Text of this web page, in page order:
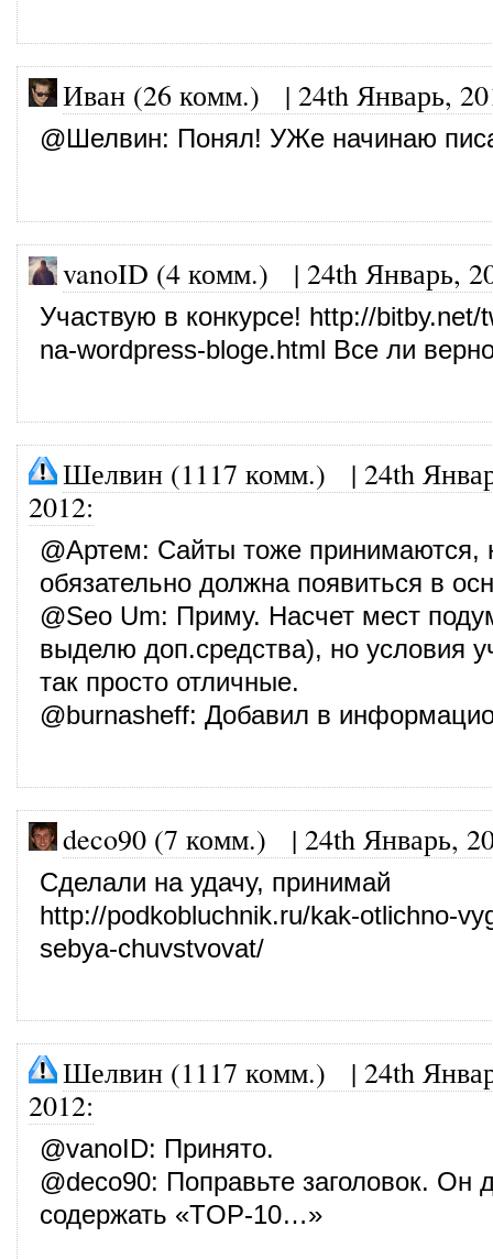
Иван (26 комм.) | 24th Январь,
@Шелвин: Понял! УЖе начинаю
vanoID (4 комм.) | 24th Январь,
Участвую в конкурсе! http://bitby.net/
na-wordpress-bloge.html Все ли
Шелвин (1117 комм.) | 24th
2012:
@Артем: Сайты тоже принимаются,
обязательно должна появиться в
@Seo Um: Приму. Насчет мест
выделю доп.средства), но условия
так просто отличные.
@burnasheff: Добавил в
deco90 (7 комм.) | 24th Январь,
Сделали на удачу, принимай
http://podkobluchnik.ru/kak-otlichno-
sebya-chuvstvovat/
Шелвин (1117 комм.) | 24th
2012:
@vanoID: Принято.
@deco90: Поправьте заголовок. Он
содержать «TOP-10…»